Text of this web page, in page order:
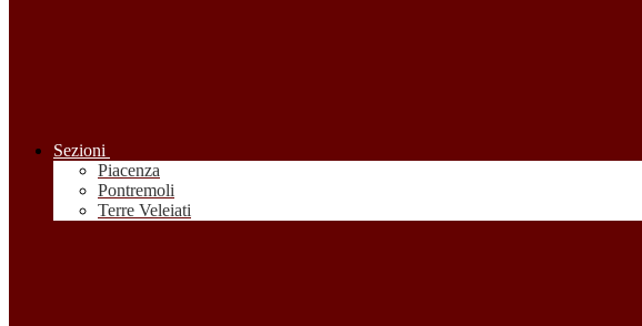
Sezioni
Piacenza
Pontremoli
Terre Veleiati